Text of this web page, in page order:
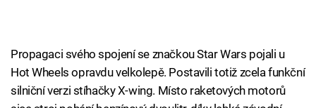
Propagaci svého spojení se značkou Star Wars pojali u
Hot Wheels opravdu velkolepě. Postavili totiž zcela funkční
silniční verzi stíhačky X-wing. Místo raketových motorů